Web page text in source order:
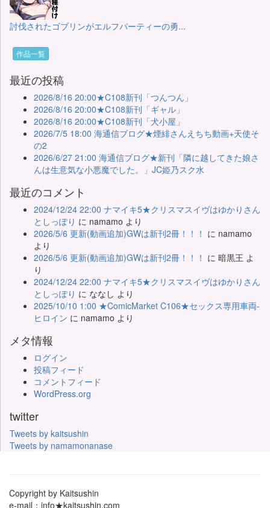
討伐されたゴブリンがエルフパーティーの勇...
作品一覧
最近の投稿
2026/8/16 20:00★C108新刊「つんつん」
2026/8/16 20:00★C108新刊「ギャル」
2026/8/16 20:00★C108新刊「犬小屋」
2026/7/5 18:00 海通信ブログ★煙緋さんえちち動画+天使そ
の2
2026/6/27 21:00 海通信ブログ★新刊「隣に越してきた娘さ
んは生意気な小悪魔でした。」JC姫乃スク水
最近のコメント
2024/12/24 22:00 ナマイキ5★クリスマスイヴはゆかりさん
としっぽり に namamo より
2026/5/6 更新(動画追加)GWは新刊2冊！！！ に namamo
より
2026/5/6 更新(動画追加)GWは新刊2冊！！！ に 暗黒王 よ
り
2024/12/24 22:00 ナマイキ5★クリスマスイヴはゆかりさん
としっぽり に ななし より
2025/10/10 1:00 ★ComicMarket C106★セックス専用車両-
ヒロイン に namamo より
メタ情報
ログイン
投稿フィード
コメントフィード
WordPress.org
twitter
Tweets by kaitsushin
Tweets by namamonanase
Copyright by Kaitsushin
e-mail：info★kaitsushin.com